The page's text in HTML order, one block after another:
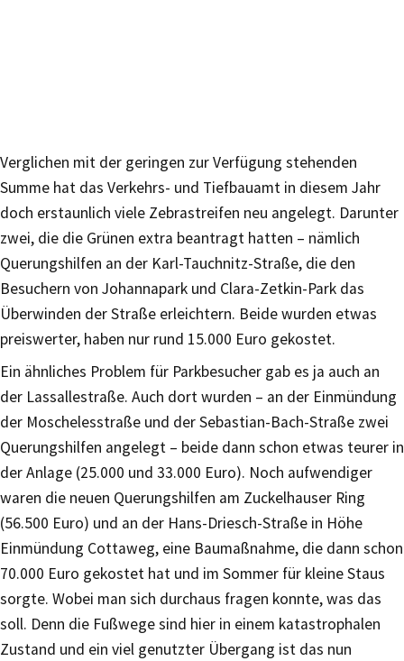
Verglichen mit der geringen zur Verfügung stehenden
Summe hat das Verkehrs- und Tiefbauamt in diesem Jahr
doch erstaunlich viele Zebrastreifen neu angelegt. Darunter
zwei, die die Grünen extra beantragt hatten – nämlich
Querungshilfen an der Karl-Tauchnitz-Straße, die den
Besuchern von Johannapark und Clara-Zetkin-Park das
Überwinden der Straße erleichtern. Beide wurden etwas
preiswerter, haben nur rund 15.000 Euro gekostet.
Ein ähnliches Problem für Parkbesucher gab es ja auch an
der Lassallestraße. Auch dort wurden – an der Einmündung
der Moschelesstraße und der Sebastian-Bach-Straße zwei
Querungshilfen angelegt – beide dann schon etwas teurer in
der Anlage (25.000 und 33.000 Euro). Noch aufwendiger
waren die neuen Querungshilfen am Zuckelhauser Ring
(56.500 Euro) und an der Hans-Driesch-Straße in Höhe
Einmündung Cottaweg, eine Baumaßnahme, die dann schon
70.000 Euro gekostet hat und im Sommer für kleine Staus
sorgte. Wobei man sich durchaus fragen konnte, was das
soll. Denn die Fußwege sind hier in einem katastrophalen
Zustand und ein viel genutzter Übergang ist das nun